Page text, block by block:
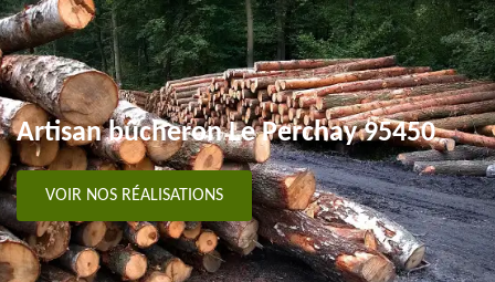
Artisan bûcheron Le Perchay 95450
VOIR NOS RÉALISATIONS